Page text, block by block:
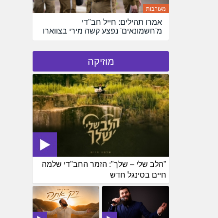
מעורבות
אמרו תהילים: חייל חב"די
מ'חשמונאים' נפצע קשה מירי בצווארו
מוזיקה
"הלב שלי – שלך": הזמר החב"די שלמה
חיים בסינגל חדש